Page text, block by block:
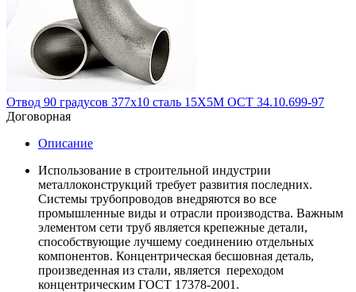
Отвод 90 градусов 377х10 сталь 15Х5М ОСТ 34.10.699-97
Договорная
Описание
Использование в строительной индустрии
металлоконструкций требует развития последних.
Системы трубопроводов внедряются во все
промышленные виды и отрасли производства. Важным
элементом сети труб является крепежные детали,
способствующие лучшему соединению отдельных
компонентов. Концентрическая бесшовная деталь,
произведенная из стали, является переходом
концентрическим ГОСТ 17378-2001.